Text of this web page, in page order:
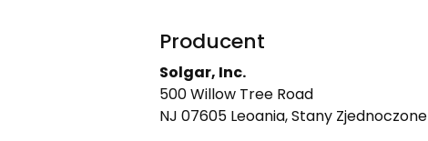
Producent
Solgar, Inc.
500 Willow Tree Road
NJ 07605 Leoania, Stany Zjednoczone